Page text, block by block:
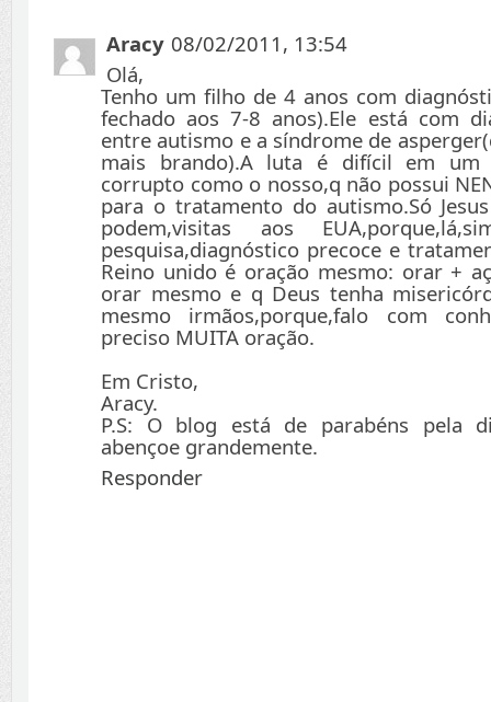
Aracy 08/02/2011, 13:54
Olá,
Tenho um filho de 4 anos com
fechado aos 7-8 anos).Ele está com
entre autismo e a síndrome de
mais brando).A luta é difícil em um
corrupto como o nosso,q não possui
para o tratamento do autismo.Só
podem,visitas aos
pesquisa,diagnóstico precoce e
Reino unido é oração mesmo: orar +
orar mesmo e q Deus tenha
mesmo irmãos,porque,falo com
preciso MUITA oração.
Em Cristo,
Aracy.
P.S: O blog está de parabéns pela
abençoe grandemente.
Responder